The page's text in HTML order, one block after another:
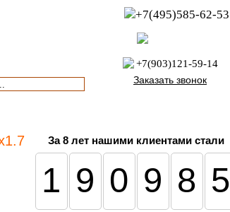
+7(495)585-62-53
+7(903)121-59-14
Заказать звонок
За8 лет нашими клиентами стали
190985